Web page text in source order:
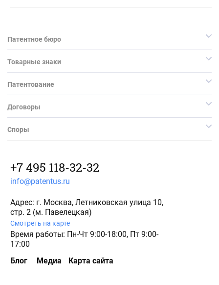
Патентное бюро
Товарные знаки
Патентование
Договоры
Споры
+7 495 118-32-32
info@patentus.ru
Адрес: г. Москва, Летниковская улица 10,
стр. 2 (м. Павелецкая)
Смотреть на карте
Время работы: Пн-Чт 9:00-18:00, Пт 9:00-
17:00
Блог
Медиа Карта сайта